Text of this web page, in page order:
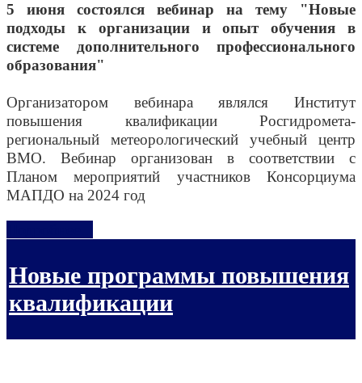
5 июня состоялся вебинар на тему "Новые
подходы к организации и опыт обучения в
системе дополнительного профессионального
образования"
Организатором вебинара являлся Институт
повышения квалификации Росгидромета-
региональный метеорологический учебный центр
ВМО. Вебинар организован в соответствии с
Планом мероприятий участников Консорциума
МАПДО на 2024 год
Новые программы повышения
квалификации